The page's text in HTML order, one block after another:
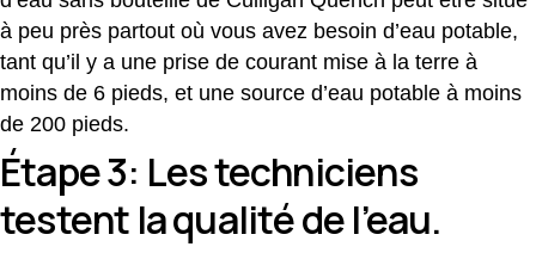
à peu près partout où vous avez besoin d’eau potable,
tant qu’il y a une prise de courant mise à la terre à
moins de 6 pieds, et une source d’eau potable à moins
de 200 pieds.
Étape 3: Les techniciens
testent la qualité de l’eau.